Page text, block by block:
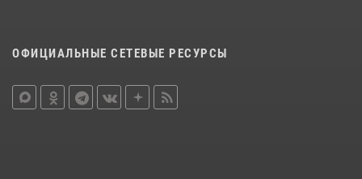
ОФИЦИАЛЬНЫЕ СЕТЕВЫЕ РЕСУРСЫ